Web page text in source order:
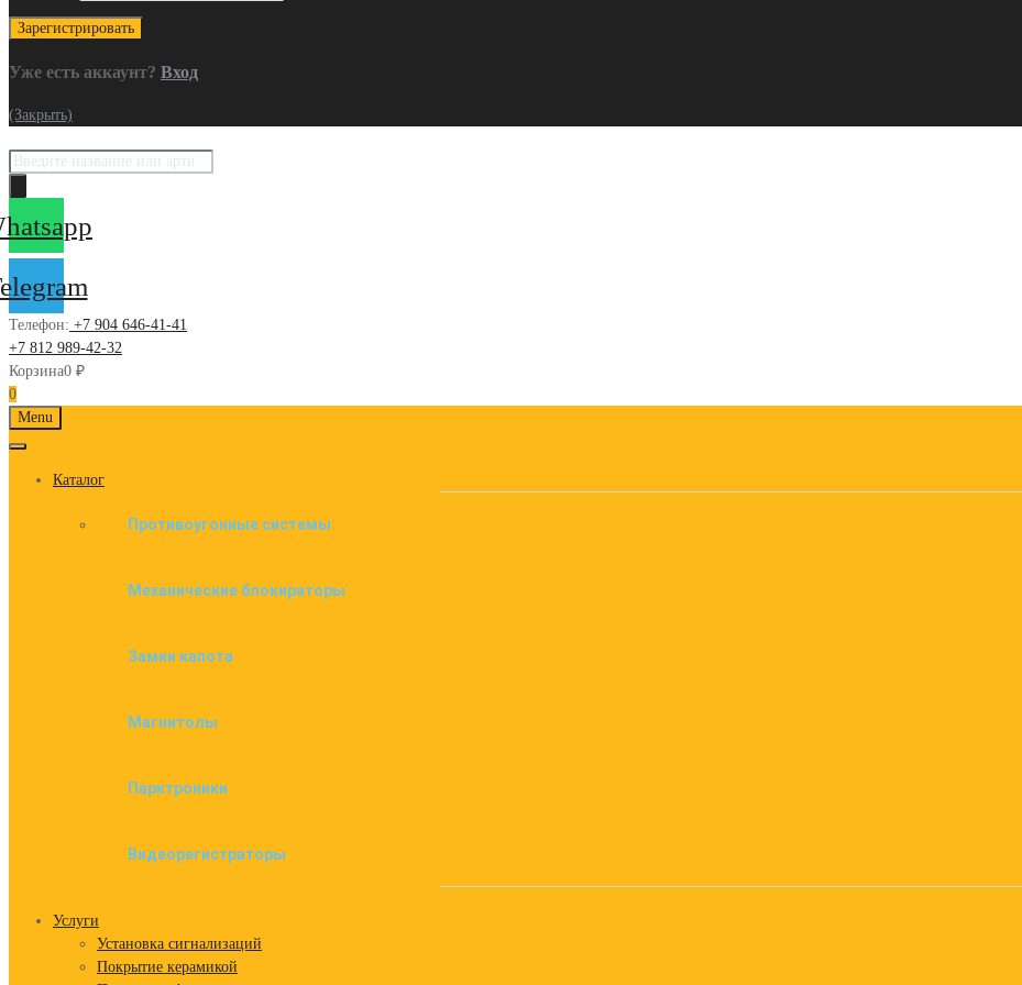
Уже есть аккаунт? Вход
(Закрыть)
Поиск
Телефон: +7 904 646-41-41
+7 812 989-42-32
Корзина0 ₽
0
Skip
to
Menu
Каталог
Противоугонные системы
Механические блокираторы
Замки капота
Магнитолы
Парктроники
Видеорегистраторы
Услуги
Установка сигнализаций
Покрытие керамикой